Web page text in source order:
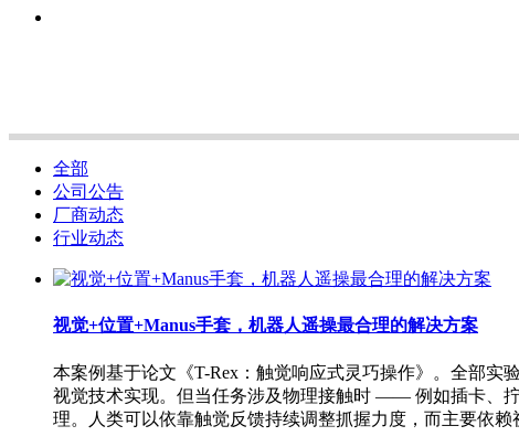
全部
公司公告
厂商动态
行业动态
视觉+位置+Manus手套，机器人遥操最合理的解决方案
本案例基于论文《T-Rex：触觉响应式灵巧操作》。全部
视觉技术实现。但当任务涉及物理接触时 —— 例如插卡、
理。人类可以依靠触觉反馈持续调整抓握力度，而主要依赖